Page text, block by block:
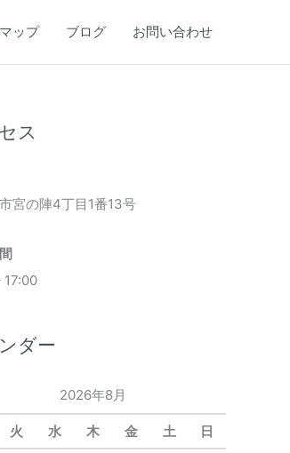
マップ ブログ お問い合わせ
ス
宮の陣4丁目1番13号
ダー
2026年8月
火 水 木 金 土 日